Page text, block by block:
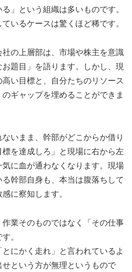
」という組織は多いものです。
いるケースは驚くほど稀です。
の上層部は、市場や株主を意識
題目」を語ります。しかし、現
い目標と、自分たちのリソース
ギャップを埋めることができま
いまま、幹部がどこからか借り
を達成しろ」と現場に右から左
に血が通わなくなります。現場
幹部自身も、本当は腹落ちして
に察知します。
作業そのものではなく「その仕事
。
にかく走れ」と言われているよ
という方が無理というもので